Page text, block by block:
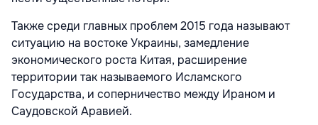
Также среди главных проблем 2015 года называют
ситуацию на востоке Украины, замедление
экономического роста Китая, расширение
территории так называемого Исламского
Государства, и соперничество между Ираном и
Саудовской Аравией.